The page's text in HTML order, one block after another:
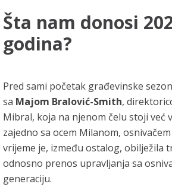
Šta nam donosi
godina?
Pred sami početak građevinske
sa Majom Bralović-Smith,
Mibral, koja na njenom čelu stoji već
zajedno sa ocem Milanom,
vrijeme je, između ostalog, obilježila
odnosno prenos upravljanja sa
generaciju.